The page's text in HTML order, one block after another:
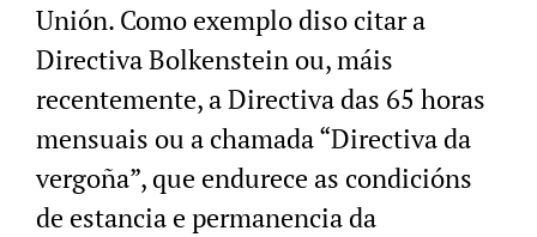
Unión. Como exemplo diso citar a
Directiva Bolkenstein ou, máis
recentemente, a Directiva das 65 horas
mensuais ou a chamada “Directiva da
vergoña”, que endurece as condicións
de estancia e permanencia da